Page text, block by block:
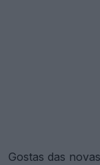
Gostas das